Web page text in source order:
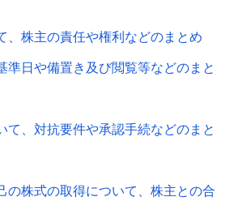
、株主の責任や権利などのまとめ
準日や備置き及び閲覧等などのまと
て、対抗要件や承認手続などのまと
の株式の取得について、株主との合